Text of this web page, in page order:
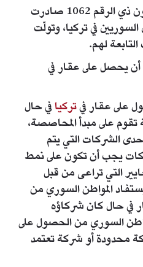
الخزانة التركية بحسب القانون ذي الرقم 1062 صادرت
السوريين في تركيا، وتولّت
لهم.
يحصل على عقار في
على عقار فيتركيافي حال
على مبدأ المحاصصة،
الشركات التي يتم
يجب أن تكون على نمط
التي تراعى من قبل
المواطن السوري من
في حال كان شركاؤه
السوري من الحصول على
محدودة أو شركة تعتمد